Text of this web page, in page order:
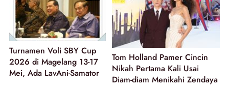
Turnamen Voli SBY Cup
2026 di Magelang 13-17
Mei, Ada LavAni-Samator
Tom Holland Pamer Cincin
Nikah Pertama Kali Usai
Diam-diam Menikahi Zendaya